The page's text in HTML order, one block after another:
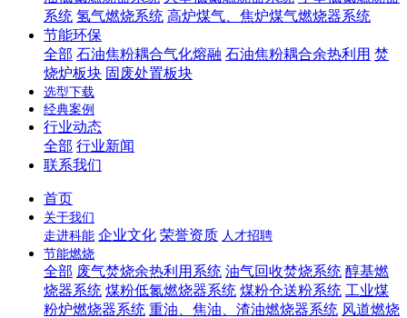
系统 氢气燃烧系统 高炉煤气、焦炉煤气燃烧器系统
节能环保
全部 石油焦粉耦合气化熔融 石油焦粉耦合余热利用 焚
烧炉板块 固废处置板块
选型下载
经典案例
行业动态
全部 行业新闻
联系我们
首页
关于我们
走进科能 企业文化 荣誉资质 人才招聘
节能燃烧
全部 废气焚烧余热利用系统 油气回收焚烧系统 醇基燃
烧器系统 煤粉低氮燃烧器系统 煤粉仓送粉系统 工业煤
粉炉燃烧器系统 重油、焦油、渣油燃烧器系统 风道燃烧